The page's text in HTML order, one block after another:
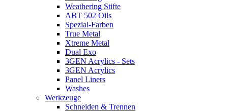
Weathering Stifte
ABT 502 Oils
Spezial-Farben
True Metal
Xtreme Metal
Dual Exo
3GEN Acrylics - Sets
3GEN Acrylics
Panel Liners
Washes
Werkzeuge
Schneiden & Trennen